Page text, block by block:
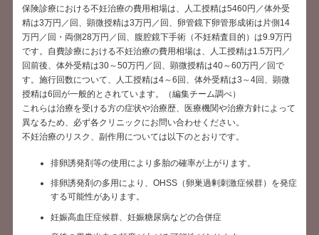
保険診療における不妊治療の費用相場は、人工授精は5460円／体外受
精は3万円／回、顕微授精は3万円／回、卵管鏡下卵管形成術は片側14
万円／回・両側28万円／回、腹腔鏡下手術（不妊精査目的）は9.9万円
です。自費診療における不妊治療の費用相場は、人工授精は1.5万円／
回前後、体外受精は30～50万円／回、顕微授精は40～60万円／回で
す。施行回数について、人工授精は4～6回、体外受精は3～4回、顕微
授精は6回が一般的とされています。（編集チーム調べ）
これらは治療を受ける方の症状や治療歴、医療機関や治療方針によって
異なるため、必ず各クリニックにお問い合わせください。
不妊治療のリスク、副作用については以下のとおりです。
排卵誘発剤等の使用により多胎の確率が上がります。
排卵誘発剤の多用により、OHSS（卵巣過剰刺激症候群）を発症
する可能性があります。
妊娠高血圧症候群、妊娠糖尿病などの合併症